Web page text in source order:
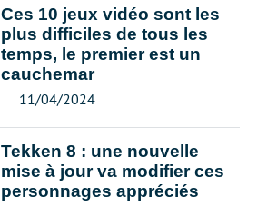
Ces 10 jeux vidéo sont les
plus difficiles de tous les
temps, le premier est un
cauchemar
11/04/2024
Tekken 8 : une nouvelle
mise à jour va modifier ces
personnages appréciés